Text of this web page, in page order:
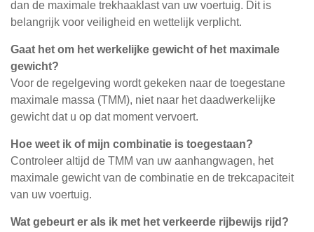
dan de maximale trekhaaklast van uw voertuig. Dit is
belangrijk voor veiligheid en wettelijk verplicht.
Gaat het om het werkelijke gewicht of het maximale
gewicht?
Voor de regelgeving wordt gekeken naar de toegestane
maximale massa (TMM), niet naar het daadwerkelijke
gewicht dat u op dat moment vervoert.
Hoe weet ik of mijn combinatie is toegestaan?
Controleer altijd de TMM van uw aanhangwagen, het
maximale gewicht van de combinatie en de trekcapaciteit
van uw voertuig.
Wat gebeurt er als ik met het verkeerde rijbewijs rijd?